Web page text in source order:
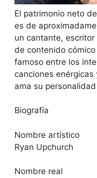
El patrimonio neto
es de
un cantante,
de contenido
famoso entre los
canciones
ama su
Biografía
Nombre artístico
Ryan Upchurch
Nombre real